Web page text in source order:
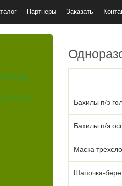
Партнеры Заказать
09-94
Бахилы п/э
Бахилы п/э
Маска
Шапочка-